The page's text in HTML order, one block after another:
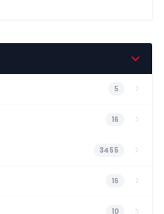
5
16
3455
16
10